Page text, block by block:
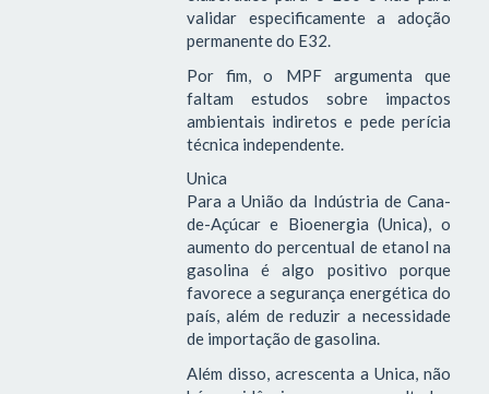
validar especificamente a adoção
permanente do E32.
Por fim, o MPF argumenta que
faltam estudos sobre impactos
ambientais indiretos e pede perícia
técnica independente.
Unica
Para a União da Indústria de Cana-
de-Açúcar e Bioenergia (Unica), o
aumento do percentual de etanol na
gasolina é algo positivo porque
favorece a segurança energética do
país, além de reduzir a necessidade
de importação de gasolina.
Além disso, acrescenta a Unica, não